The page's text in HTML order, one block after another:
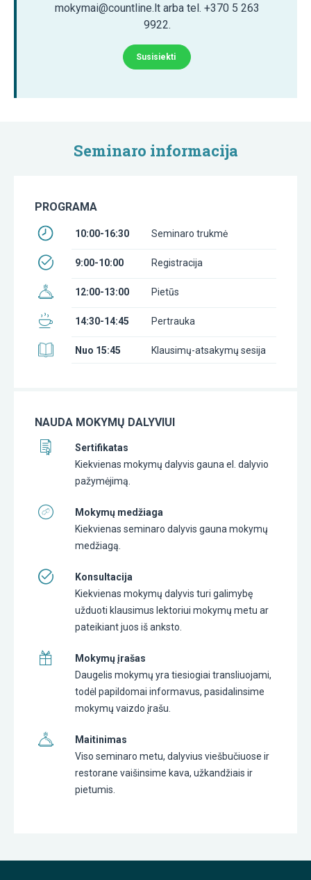
mokymai@countline.lt arba tel. +370 5 263
9922.
Susisiekti
Seminaro informacija
PROGRAMA
10:00-16:30 Seminaro trukmė
9:00-10:00 Registracija
12:00-13:00 Pietūs
14:30-14:45 Pertrauka
Nuo 15:45 Klausimų-atsakymų sesija
NAUDA MOKYMŲ DALYVIUI
Sertifikatas
Kiekvienas mokymų dalyvis gauna el. dalyvio
pažymėjimą.
Mokymų medžiaga
Kiekvienas seminaro dalyvis gauna mokymų
medžiagą.
Konsultacija
Kiekvienas mokymų dalyvis turi galimybę
užduoti klausimus lektoriui mokymų metu ar
pateikiant juos iš anksto.
Mokymų įrašas
Daugelis mokymų yra tiesiogiai transliuojami,
todėl papildomai informavus, pasidalinsime
mokymų vaizdo įrašu.
Maitinimas
Viso seminaro metu, dalyvius viešbučiuose ir
restorane vaišinsime kava, užkandžiais ir
pietumis.